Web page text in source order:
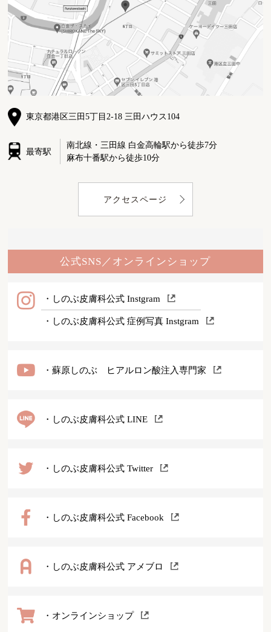
東京都港区三田5丁目2-18 三田ハウス104
最寄駅
南北線・三田線 白金高輪駅から徒歩7分
麻布十番駅から徒歩10分
アクセスページ
公式SNS／オンラインショップ
・しのぶ皮膚科公式 Instgram
・しのぶ皮膚科公式 症例写真 Instgram
・蘇原しのぶ ヒアルロン酸注入専門家
・しのぶ皮膚科公式 LINE
・しのぶ皮膚科公式 Twitter
・しのぶ皮膚科公式 Facebook
・しのぶ皮膚科公式 アメブロ
・オンラインショップ